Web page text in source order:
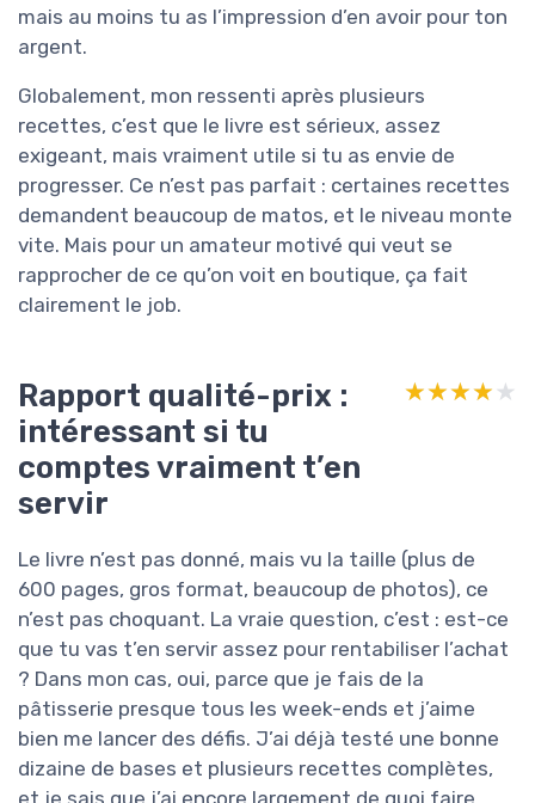
mais au moins tu as l’impression d’en avoir pour ton
argent.
Globalement, mon ressenti après plusieurs
recettes, c’est que le livre est sérieux, assez
exigeant, mais vraiment utile si tu as envie de
progresser. Ce n’est pas parfait : certaines recettes
demandent beaucoup de matos, et le niveau monte
vite. Mais pour un amateur motivé qui veut se
rapprocher de ce qu’on voit en boutique, ça fait
clairement le job.
Rapport qualité-prix :
intéressant si tu
comptes vraiment t’en
servir
★★★★★
★★★★★
Le livre n’est pas donné, mais vu la taille (plus de
600 pages, gros format, beaucoup de photos), ce
n’est pas choquant. La vraie question, c’est : est-ce
que tu vas t’en servir assez pour rentabiliser l’achat
? Dans mon cas, oui, parce que je fais de la
pâtisserie presque tous les week-ends et j’aime
bien me lancer des défis. J’ai déjà testé une bonne
dizaine de bases et plusieurs recettes complètes,
et je sais que j’ai encore largement de quoi faire